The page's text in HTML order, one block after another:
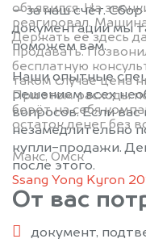
объявился. На
реагировал.
Держать её здесь
продавать.
бесплатную
таком случае цена
При этом расходы
берёт на себя
остаток денег без
Макс, Омск
Ssang Yong Kyron
— за наш счёт.
документации мы
поможем вам.
Наши опытные
решением всех
вопросов. Если вас
незамедлительно
купли-продажи.
после этого.
От вас
документ,